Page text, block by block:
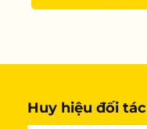
Huy hiệu đối tác